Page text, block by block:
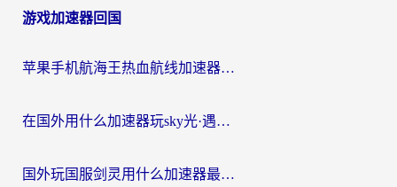
游戏加速器回国
苹果手机航海王热血航线加速器从哪开启？海外玩家国服畅玩全攻略
在国外用什么加速器玩sky光·遇？海外玩家国服畅玩终极指南（附魔兽世界狂暴传奇解决方案）
国外玩国服剑灵用什么加速器最好？2026海外玩家亲测指南（附魔兽世界怀旧服精灵之境加速技巧）